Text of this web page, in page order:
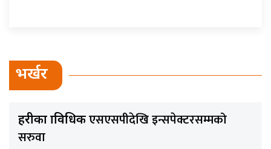
भर्खर
प्रहरीका प्राविधिकएसएसपीदेखि इन्सपेक्टरसम्मको
सरुवा